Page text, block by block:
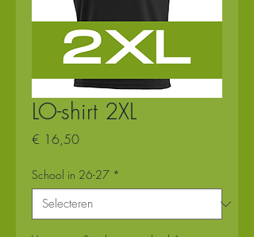
LO-shirt 2XL
€ 16,50Prijs
School in 26-27 *